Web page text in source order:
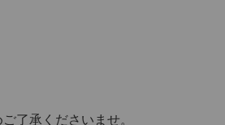
了承くださいませ。